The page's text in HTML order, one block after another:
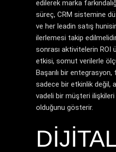
edilerek marka
süreç, CRM sistemine
ve her leadin satış
ilerlemesi takip
sonrası aktivitelerin ROI
etkisi, somut verilerle
Başarılı bir entegrasyon,
sadece bir etkinlik değil,
vadeli bir müşteri
olduğunu gösterir.